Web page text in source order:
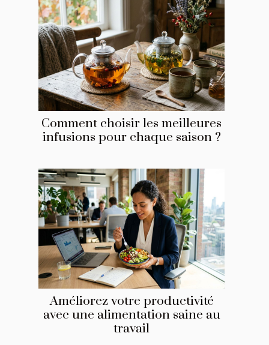
Comment choisir les meilleures
infusions pour chaque saison ?
Améliorez votre productivité
avec une alimentation saine au
travail